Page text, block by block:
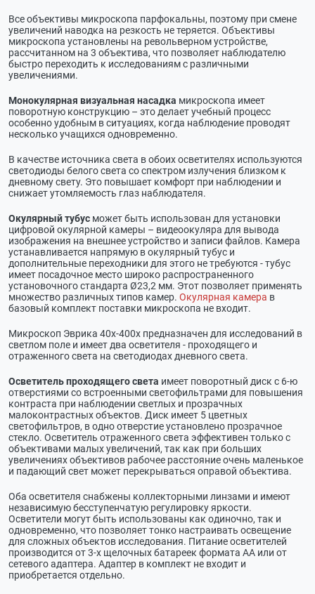
Все объективы микроскопа парфокальны, поэтому при смене
увеличений наводка на резкость не теряется. Объективы
микроскопа установлены на револьверном устройстве,
рассчитанном на 3 объектива, что позволяет наблюдателю
быстро переходить к исследованиям с различными
увеличениями.
Монокулярная визуальная насадка микроскопа имеет
поворотную конструкцию – это делает учебный процесс
особенно удобным в ситуациях, когда наблюдение проводят
несколько учащихся одновременно.
В качестве источника света в обоих осветителях используются
светодиоды белого света со спектром излучения близком к
дневному свету. Это повышает комфорт при наблюдении и
снижает утомляемость глаз наблюдателя.
Окулярный тубус может быть использован для установки
цифровой окулярной камеры – видеоокуляра для вывода
изображения на внешнее устройство и записи файлов. Камера
устанавливается напрямую в окулярный тубус и
дополнительные переходники для этого не требуются - тубус
имеет посадочное место широко распространенного
установочного стандарта Ø23,2 мм. Этот позволяет применять
множество различных типов камер. Окулярная камера в
базовый комплект поставки микроскопа не входит.
Микроскоп Эврика 40х-400х предназначен для исследований в
светлом поле и имеет два осветителя - проходящего и
отраженного света на светодиодах дневного света.
Осветитель проходящего света имеет поворотный диск с 6-ю
отверстиями со встроенными светофильтрами для повышения
контраста при наблюдении светлых и прозрачных
малоконтрастных объектов. Диск имеет 5 цветных
светофильтров, в одно отверстие установлено прозрачное
стекло. Осветитель отраженного света эффективен только с
объективами малых увеличений, так как при больших
увеличениях объективов рабочее расстояние очень маленькое
и падающий свет может перекрываться оправой объектива.
Оба осветителя снабжены коллекторными линзами и имеют
независимую бесступенчатую регулировку яркости.
Осветители могут быть использованы как одиночно, так и
одновременно, что позволяет тонко настраивать освещение
для сложных объектов исследования. Питание осветителей
производится от 3-х щелочных батареек формата АА или от
сетевого адаптера. Адаптер в комплект не входит и
приобретается отдельно.